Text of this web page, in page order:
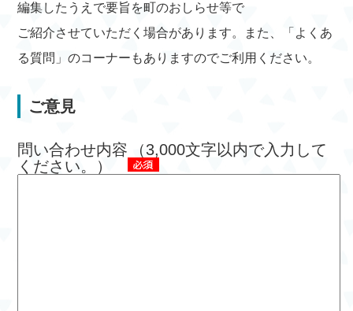
編集したうえで要旨を町のおしらせ等で
ご紹介させていただく場合があります。また、「よくあ
る質問」のコーナーもありますのでご利用ください。
ご意見
問い合わせ内容
（3,000文字以内で入力して
ください。）